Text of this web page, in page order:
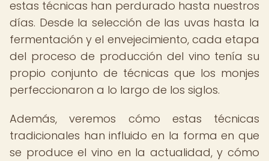
estas técnicas han perdurado hasta nuestros
días. Desde la selección de las uvas hasta la
fermentación y el envejecimiento, cada etapa
del proceso de producción del vino tenía su
propio conjunto de técnicas que los monjes
perfeccionaron a lo largo de los siglos.
Además, veremos cómo estas técnicas
tradicionales han influido en la forma en que
se produce el vino en la actualidad, y cómo